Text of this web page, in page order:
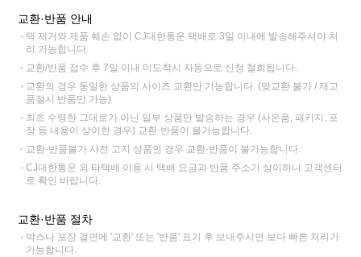
교환·반품 안내
택 제거와 제품 훼손 없이 CJ대한통운 택배로 3일 이내에 발송해주셔야 처
리 가능합니다.
교환/반품 접수 후 7일 이내 미도착시 자동으로 신청 철회됩니다.
교환의 경우 동일한 상품의 사이즈 교환만 가능합니다. (맞교환 불가 / 재고
품절시 반품만 가능)
최초 수령한 그대로가 아닌 일부 상품만 발송하는 경우 (사은품, 패키지, 포
장 등 내용이 상이한 경우) 교환·반품이 불가능합니다.
교환·반품불가 사전 고지 상품인 경우 교환·반품이 불가능합니다.
CJ대한통운 외 타택배 이용 시 택배 요금과 반품 주소가 상이하니 고객센터
로 확인 바랍니다.
교환·반품 절차
박스나 포장 겉면에 '교환' 또는 '반품' 표기 후 보내주시면 보다 빠른 처리가
가능합니다.